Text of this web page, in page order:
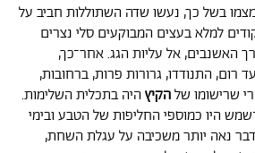
בשל כך, נעשו שדה השתוללות חביב על
למלא בעצים המבוקעים סלי נצרים
האשנבים, אל עליות הגג. אחר־כך,
התנודדו, גרורות פרות, ברחובות,
שרישומו שלהקיץהיה בתכלית השלימות.
היו כמוספי החליפות של הטבע ובימי
נאה יותר משכיבה על עגלת השחת,